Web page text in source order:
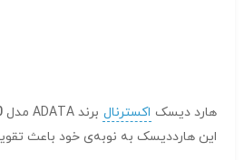
هارد دیسک اکسترنال برند ADATA مدل
این هارددیسک به نوبه‌ی خود باعث